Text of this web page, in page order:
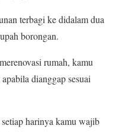
terbagi ke didalam dua
borongan.
rumah, kamu
dianggap sesuai
harinya kamu wajib